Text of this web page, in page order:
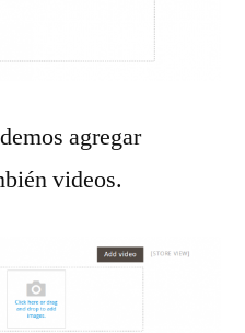
agregar
videos.